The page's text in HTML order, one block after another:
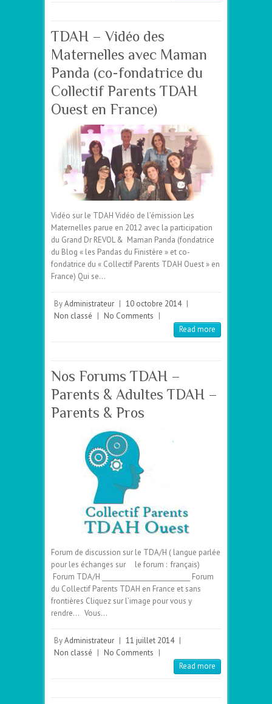
TDAH – Vidéo des
Maternelles avec Maman
Panda (co-fondatrice du
Collectif Parents TDAH
Ouest en France)
Vidéo sur le TDAH Vidéo de l’émission Les
Maternelles parue en 2012 avec la participation
du Grand Dr REVOL & Maman Panda (fondatrice
du Blog « les Pandas du Finistère » et co-
fondatrice du « Collectif Parents TDAH Ouest » en
France) Qui se…
ByAdministrateur | 10 octobre 2014 |
Non classé | No Comments |
Read more
Nos Forums TDAH –
Parents & Adultes TDAH –
Parents & Pros
Forum de discussion sur le TDA/H ( langue parlée
pour les échanges sur le forum : français)
Forum TDA/H _____________________________ Forum
du Collectif Parents TDAH en France et sans
frontières Cliquez sur l’image pour vous y
rendre… Vous…
ByAdministrateur | 11 juillet 2014 |
Non classé | No Comments |
Read more